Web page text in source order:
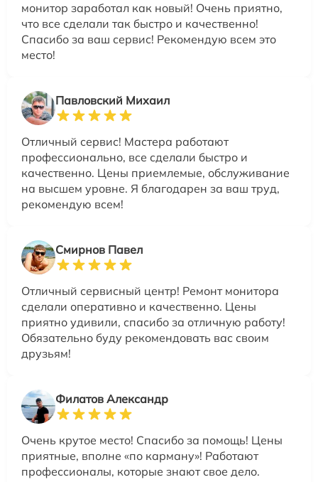
монитор заработал как новый! Очень приятно,
что все сделали так быстро и качественно!
Спасибо за ваш сервис! Рекомендую всем это
место!
Павловский Михаил
Отличный сервис! Мастера работают
профессионально, все сделали быстро и
качественно. Цены приемлемые, обслуживание
на высшем уровне. Я благодарен за ваш труд,
рекомендую всем!
Смирнов Павел
Отличный сервисный центр! Ремонт монитора
сделали оперативно и качественно. Цены
приятно удивили, спасибо за отличную работу!
Обязательно буду рекомендовать вас своим
друзьям!
Филатов Александр
Очень крутое место! Спасибо за помощь! Цены
приятные, вполне «по карману»! Работают
профессионалы, которые знают свое дело.